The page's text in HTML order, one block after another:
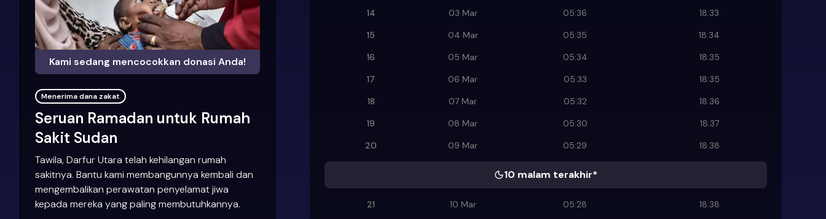
14
03 Mar 05:36
18:33
15
04 Mar 05:35
18:34
16
05 Mar 05:34
18:35
17
06 Mar 05:33
18:35
18
07 Mar 05:32
18:36
19
08 Mar 05:30
18:37
20
09 Mar 05:29 18:38
10 malam terakhir*
21 10 Mar 05:28
18:38
Kami sedang mencocokkan donasi Anda!
Menerima dana zakat
Seruan Ramadan untuk Rumah
Sakit Sudan
Tawila, Darfur Utara telah kehilangan rumah
sakitnya. Bantu kami membangunnya kembali dan
mengembalikan perawatan penyelamat jiwa
kepada mereka yang paling membutuhkannya.